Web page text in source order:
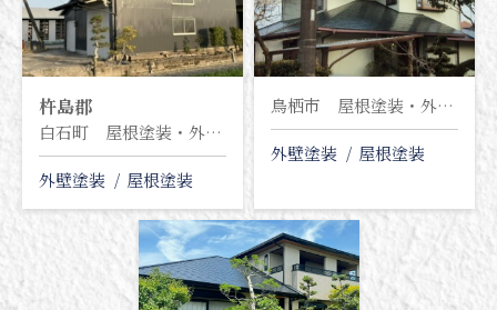
杵島郡
白石町 屋根塗装・外壁塗装塗り替え工事
外壁塗装 屋根塗装
鳥栖市 屋根塗装・外壁塗装塗り替え工事
外壁塗装 屋根塗装